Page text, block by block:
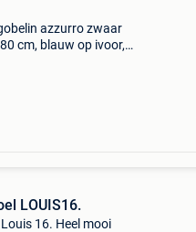
azzurro zwaar
cm, blauw op ivoor,
LOUIS16.
16. Heel mooi